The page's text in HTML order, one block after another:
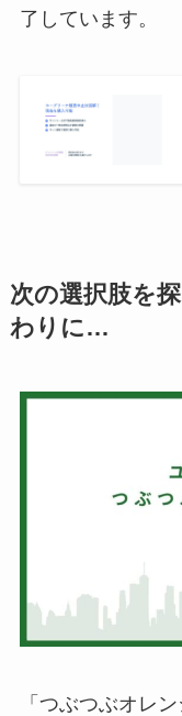
了しています。
次の選択肢を
わりに…
「つぶつぶオレ